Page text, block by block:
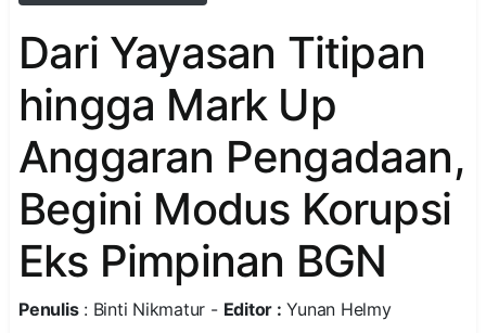
Dari Yayasan Titipan
hingga Mark Up
Anggaran Pengadaan,
Begini Modus Korupsi
Eks Pimpinan BGN
Penulis: Binti Nikmatur - Editor : Yunan Helmy